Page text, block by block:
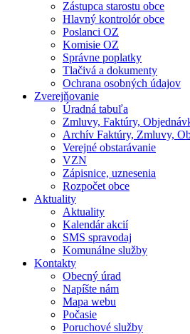
Zástupca starostu obce
Hlavný kontrolór obce
Poslanci OZ
Komisie OZ
Správne poplatky
Tlačivá a dokumenty
Ochrana osobných údajov
Zverejňovanie
Úradná tabuľa
Zmluvy, Faktúry,
Archív Faktúry, Zmluvy,
Verejné obstarávanie
VZN
Zápisnice, uznesenia
Rozpočet obce
Aktuality
Aktuality
Kalendár akcií
SMS spravodaj
Komunálne služby
Kontakty
Obecný úrad
Napíšte nám
Mapa webu
Počasie
Poruchové služby